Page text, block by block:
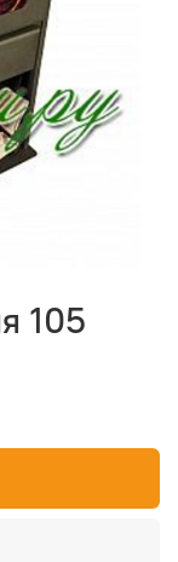
105